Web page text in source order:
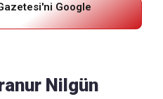
Google
Nilgün